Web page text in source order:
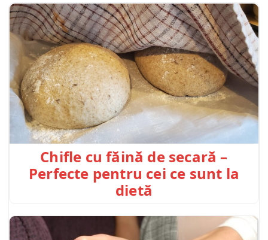
Chifle cu făină de secară –
Perfecte pentru cei ce sunt la
dietă